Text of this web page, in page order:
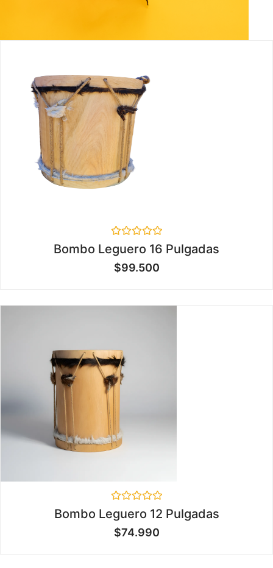
en
0
de
Bombo Leguero 16 Pulgadas
$99.500
en
0
de
Bombo Leguero 12 Pulgadas
$74.990